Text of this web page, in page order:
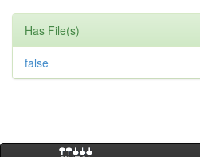
Has File(s)
false